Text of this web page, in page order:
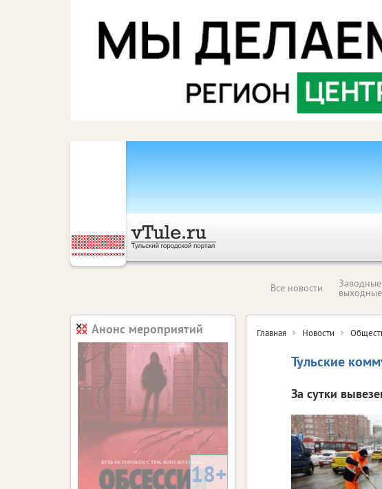
Все новости Заводные
выходные
Главная Новости
Тульские
За сутки
Анонс мероприятий
18+